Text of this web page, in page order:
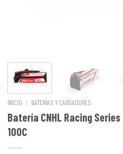
INICIO / BATERÍAS Y CARGADORES
Batería CNHL Racing Series
100C